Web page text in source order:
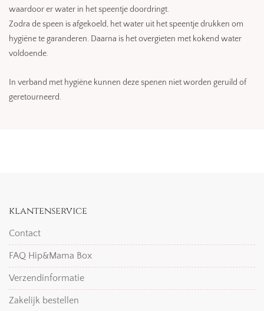
waardoor er water in het speentje doordringt.
Zodra de speen is afgekoeld, het water uit het speentje drukken om
hygiëne te garanderen. Daarna is het overgieten met kokend water
voldoende.
In verband met hygiëne kunnen deze spenen niet worden geruild of
geretourneerd.
klantenservice
Contact
FAQ Hip&Mama Box
Verzendinformatie
Zakelijk bestellen